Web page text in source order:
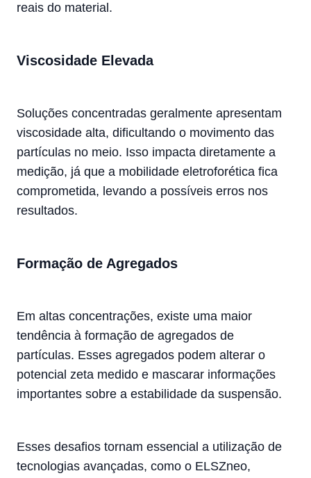
reais do material.
Viscosidade Elevada
Soluções concentradas geralmente apresentam
viscosidade alta, dificultando o movimento das
partículas no meio. Isso impacta diretamente a
medição, já que a mobilidade eletroforética fica
comprometida, levando a possíveis erros nos
resultados.
Formação de Agregados
Em altas concentrações, existe uma maior
tendência à formação de agregados de
partículas. Esses agregados podem alterar o
potencial zeta medido e mascarar informações
importantes sobre a estabilidade da suspensão.
Esses desafios tornam essencial a utilização de
tecnologias avançadas, como o ELSZneo,